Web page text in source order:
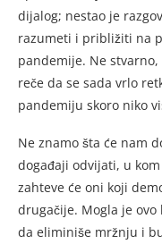
dijalog; nestao je
razumeti i približiti na
pandemije. Ne
reče da se sada vrlo
pandemiju skoro niko
Ne znamo šta će nam
događaji odvijati, u
zahteve će oni koji
drugačije. Mogla je
da eliminiše mržnju i